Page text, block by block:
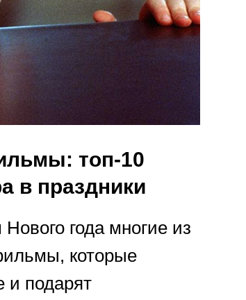
топ-10
в праздники
года многие из
которые
и подарят